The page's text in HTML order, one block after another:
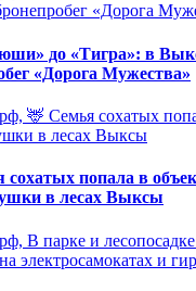
до «Тигра»: в
«Дорога Мужества»
сохатых попала в
в лесах Выксы